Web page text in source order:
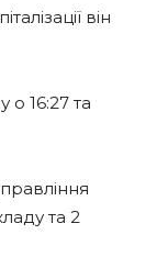
він
о 16:27 та
та 2